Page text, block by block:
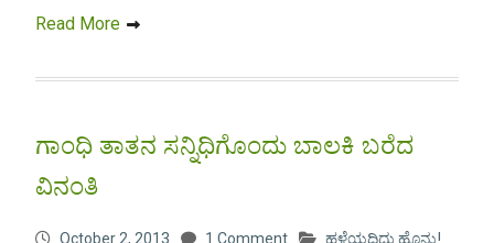
Read More
ಗಾಂಧಿ ತಾತನ ಸನ್ನಿಧಿಗೊಂದು ಬಾಲಕಿ ಬರೆದ
ವಿನಂತಿ
October 2, 2013 1 Comment ಹಳೆಯದಿದು ಹೊನ್ನು!